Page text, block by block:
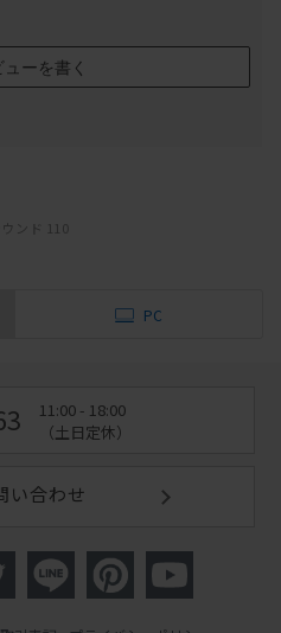
ューを書く
ンド 110
PC
11:00 - 18:00
（土日定休）
い合わせ